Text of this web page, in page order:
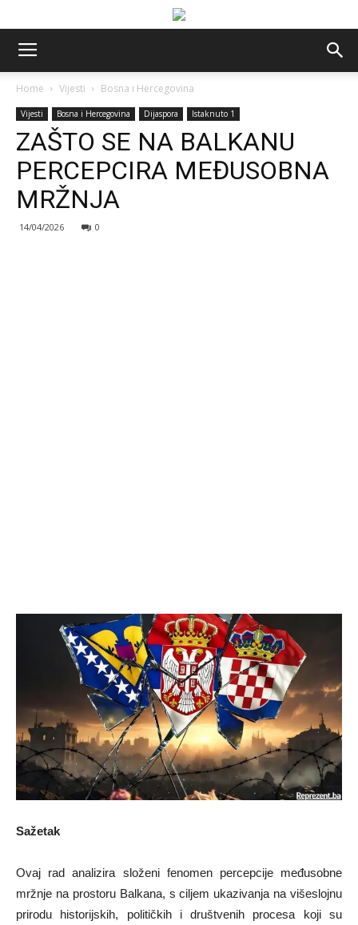
Home Vijesti Bosna i Hercegovina
Vijesti Bosna i Hercegovina Dijaspora Istaknuto 1
ZAŠTO SE NA BALKANU
PERCEPCIRA MEĐUSOBNA
MRŽNJA
14/04/2026 0
Sažetak
Ovaj rad analizira složeni fenomen percepcije međusobne
mržnje na prostoru Balkana, s ciljem ukazivanja na višeslojnu
prirodu historijskih, političkih i društvenih procesa koji su